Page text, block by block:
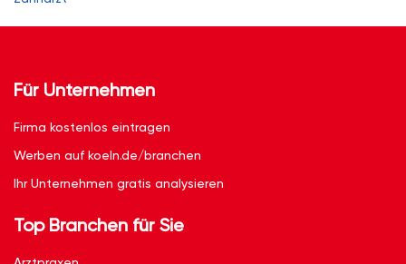
Für Unternehmen
Firma kostenlos eintragen
Werben auf koeln.de/branchen
Ihr Unternehmen gratis analysieren
Top Branchen für Sie